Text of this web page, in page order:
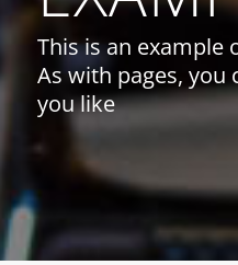
This is an example
As with pages, you
you like